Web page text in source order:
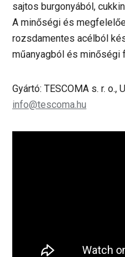
sajtos burgonyából,
A minőségi és
rozsdamentes acélból
műanyagból és minőségi
Gyártó: TESCOMA s. r.
info@tescoma.hu